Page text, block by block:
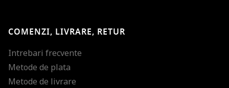
COMENZI, LIVRARE, RETUR
Intrebari frecvente
Metode de plata
Metode de livrare